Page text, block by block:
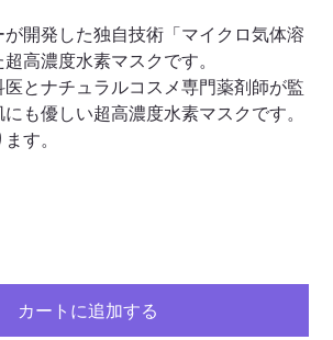
開発した独⾃技術「マイクロ気体溶
⾼濃度⽔素マスクです。
医とナチュラルコスメ専⾨薬剤師が監
も優しい超⾼濃度⽔素マスクです。
す。
カートに追加する